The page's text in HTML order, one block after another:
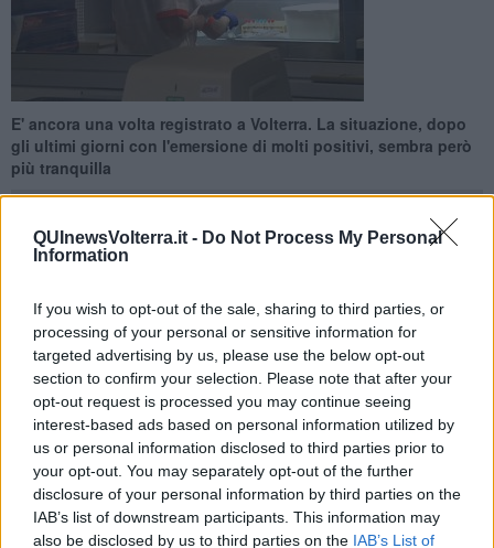
QUInewsVolterra.it - Do Not Process My Personal
Information
If you wish to opt-out of the sale, sharing to third parties, or
processing of your personal or sensitive information for
targeted advertising by us, please use the below opt-out
section to confirm your selection. Please note that after your
opt-out request is processed you may continue seeing
interest-based ads based on personal information utilized by
us or personal information disclosed to third parties prior to
your opt-out. You may separately opt-out of the further
disclosure of your personal information by third parties on the
IAB’s list of downstream participants. This information may
also be disclosed by us to third parties on the IAB’s List of
E' ancora una volta registrato a Volterra. La situazione, dopo
gli ultimi giorni con l'emersione di molti positivi, sembra però
più tranquilla
VOLTERRA —Dopo il focolaio Covid all'interno della locale Casa
circondariale (vedi articoli correlati) Volterra ha fatto i conti con
una impennata di casi negli ultimi giorni.
Oggi però la Usl certifica solo un nuovo caso di positività, peraltro
l'unico in tutto il territorio della Valdicecina.
A Volterra è stato approntato uno screening all'interno della Casa
circondariale e sono state chiuse le scuole.